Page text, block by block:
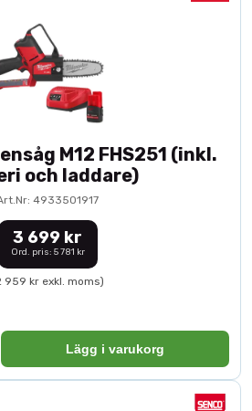
M12 FHS251 (inkl.
och laddare)
4933501917
3 699 kr
Ord. pris: 5 781 kr
959 kr exkl. moms)
Lägg i varukorg